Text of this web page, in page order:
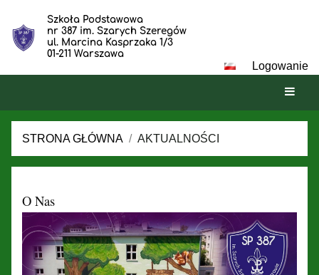
Szkoła Podstawowa
nr 387 im. Szarych Szeregów
ul. Marcina Kasprzaka 1/3
01-211 Warszawa
Logowanie
STRONA GŁÓWNA / AKTUALNOŚCI
O Nas